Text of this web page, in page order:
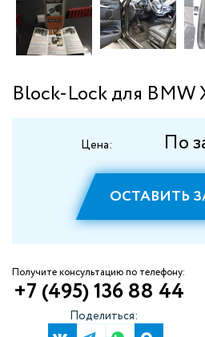
Block-Lock для BMW
Цена: По
ОСТАВИТЬ
Получите консультацию по телефону:
+7 (495) 136 88 44
Поделиться: